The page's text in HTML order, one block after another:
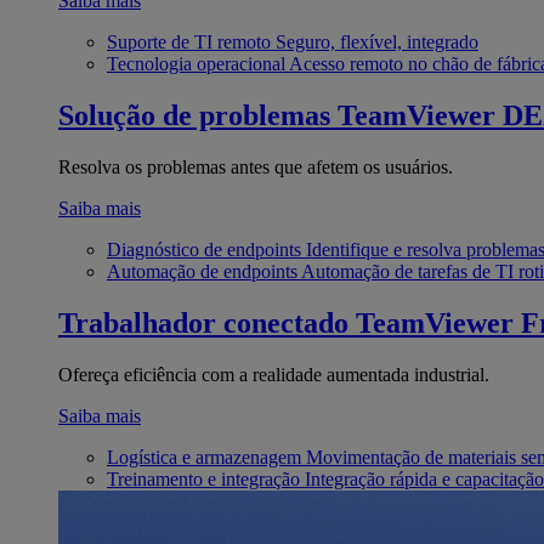
Suporte de TI remoto Seguro, flexível, integrado
Tecnologia operacional Acesso remoto no chão de
Solução de problemas TeamViewer
Resolva os problemas antes que afetem os usuários.
Saiba mais
Diagnóstico de endpoints Identifique e resolva problemas
Automação de endpoints Automação de tarefas de TI
Trabalhador conectado TeamViewer
Ofereça eficiência com a realidade aumentada industrial.
Saiba mais
Logística e armazenagem Movimentação de materiais
Treinamento e integração Integração rápida e